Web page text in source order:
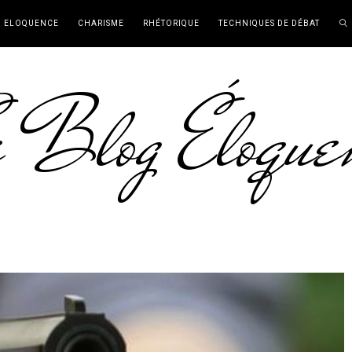
ELOQUENCE CHARISME RHÉTORIQUE TECHNIQUES DE DÉBAT